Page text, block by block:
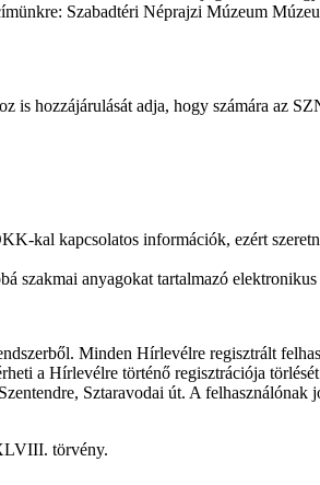
Szabadtéri Néprajzi Múzeum
hozzájárulását adja, hogy számára az
kal kapcsolatos információk, ezért
szakmai anyagokat tartalmazó
Minden Hírlevélre regisztrált
a Hírlevélre történő regisztrációja
Sztaravodai út. A felhasználónak
törvény.